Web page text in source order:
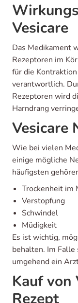
Vesicare
Das Medikament
Rezeptoren im
für die
verantwortlich.
Rezeptoren wird
Harndrang
Vesicare
Wie bei vielen
einige mögliche
häufigsten
Trockenheit im
Verstopfung
Schwindel
Müdigkeit
Es ist wichtig,
behalten. Im
umgehend ein
Kauf von
Rezept